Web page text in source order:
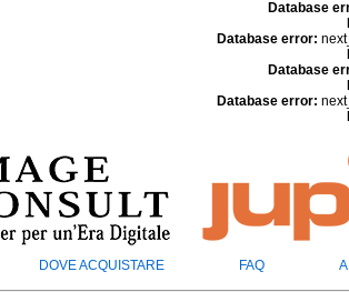
Database
Database error:
Database
Database error:
DOVE ACQUISTARE FAQ